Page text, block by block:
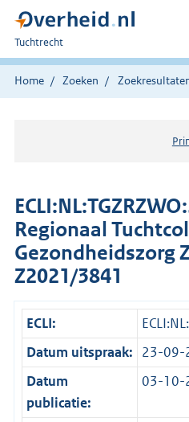
U
bent
hier:
Tuchtrecht
Home Zoeken
Regionaal
Gezondheidszorg
Z2021/3841
ECLI:
Datum uitspraak: 23-09-
Datum
publicatie:
03-10-